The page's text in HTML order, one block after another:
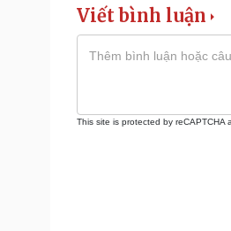
Viết bình luận
This site is protected by reCAPTCHA